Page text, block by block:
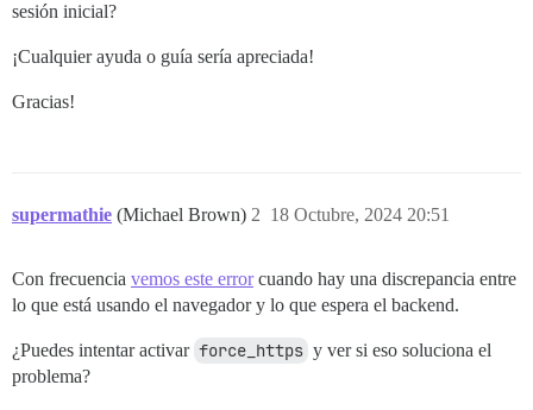
sesión inicial?
¡Cualquier ayuda o guía sería apreciada!
Gracias!
supermathie (Michael Brown) 18 Octubre, 2024 20:51
2
Con frecuencia vemos este errorcuando hay una discrepancia entre
lo que está usando el navegador y lo que espera el backend.
¿Puedes intentar activar force_https y ver si eso soluciona el
problema?